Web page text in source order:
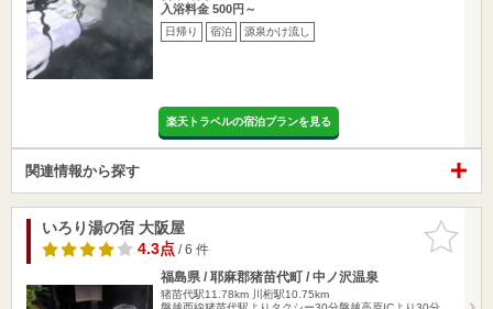
入浴料金 500円～
日帰り 宿泊 源泉かけ流し
楽天トラベルの宿泊プランを見る
関連情報から探す
お気に入
りに追加
いろり湯の宿 大阪屋
4.3点/ 6 件
福島県 / 耶麻郡猪苗代町 / 中ノ沢温泉
猪苗代駅11.78km
川桁駅10.75km